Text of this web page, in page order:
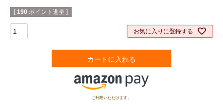
[ 190 ポイント進呈 ]
お気に入りに登録する
カートに入れる
ご利用いただけます。